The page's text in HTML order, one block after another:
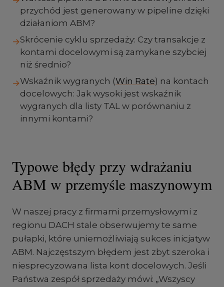
przychód jest generowany w pipeline dzięki
działaniom ABM?
→Skrócenie cyklu sprzedaży: Czy transakcje z
kontami docelowymi są zamykane szybciej
niż średnio?
→Wskaźnik wygranych (Win Rate) na kontach
docelowych: Jak wysoki jest wskaźnik
wygranych dla listy TAL w porównaniu z
innymi kontami?
Typowe błędy przy wdrażaniu
ABM w przemyśle maszynowym
W naszej pracy z firmami przemysłowymi z
regionu DACH stale obserwujemy te same
pułapki, które uniemożliwiają sukces inicjatyw
ABM. Najczęstszym błędem jest zbyt szeroka i
niesprecyzowana lista kont docelowych. Jeśli
Państwa zespół sprzedaży mówi: „Wszyscy